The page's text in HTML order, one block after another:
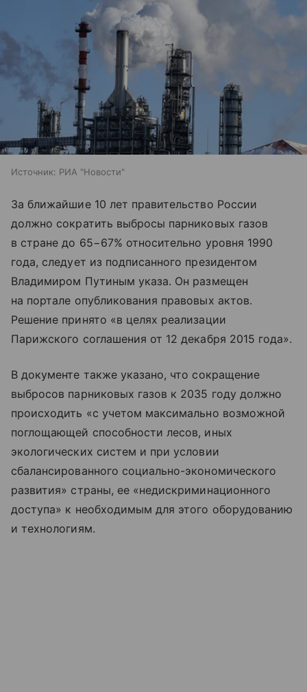
Источник: РИА "Новости"
За ближайшие 10 лет правительство России
должно сократить выбросы парниковых газов
в стране до 65−67% относительно уровня 1990
года, следует из подписанного президентом
Владимиром Путиным указа. Он размещен
на портале опубликования правовых актов.
Решение принято «в целях реализации
Парижского соглашения от 12 декабря 2015 года».
В документе также указано, что сокращение
выбросов парниковых газов к 2035 году должно
происходить «с учетом максимально возможной
поглощающей способности лесов, иных
экологических систем и при условии
сбалансированного социально-экономического
развития» страны, ее «недискриминационного
доступа» к необходимым для этого оборудованию
и технологиям.